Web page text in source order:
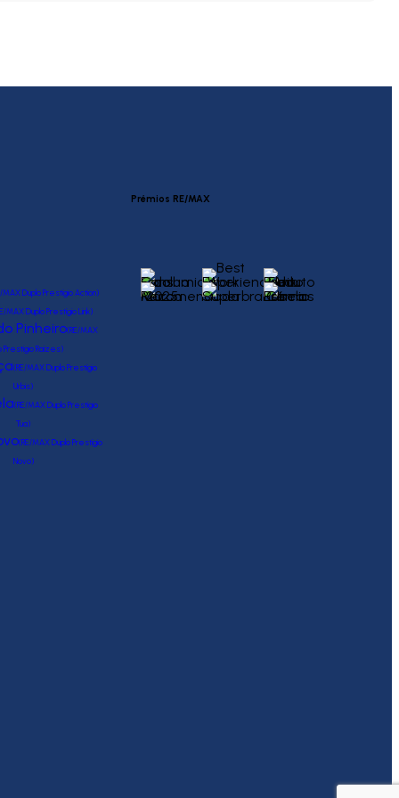
MAX Duplo Prestígio Action)
MAX Duplo Prestígio Link)
Pinheiro(RE/MAX
Prestígio Raízes)
(RE/MAX Duplo Prestígio
Urbis)
(RE/MAX Duplo Prestígio
Tua)
(RE/MAX Duplo Prestígio
Novo)
Prémios RE/MAX